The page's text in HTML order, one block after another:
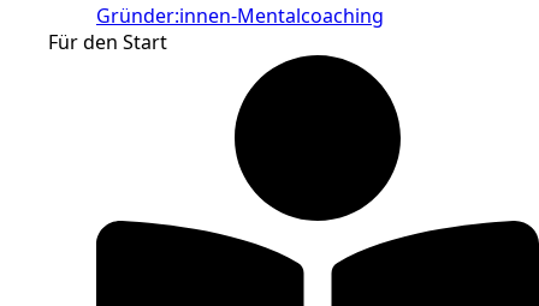
Gründer:innen-Mentalcoaching
Für den Start